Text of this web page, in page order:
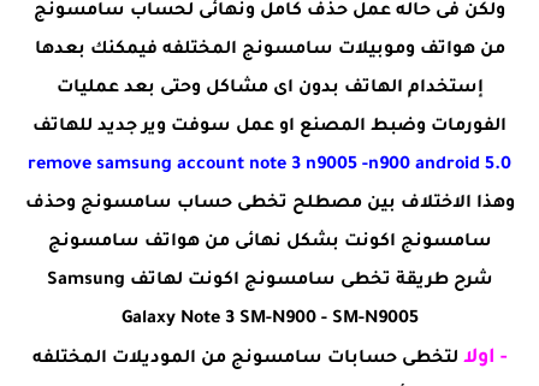
ولكن فى حاله عمل حذف كامل ونهائى لحساب سامسونج
من هواتف وموبيلات سامسونج المختلفه فيمكنك بعدها
إستخدام الهاتف بدون اى مشاكل وحتى بعد عمليات
الفورمات وضبط المصنع او عمل سوفت وير جديد للهاتف
remove samsung account note 3 n9005 -n900 android 5.0
وهذا الاختلاف بين مصطلح تخطى حساب سامسونج وحذف
سامسونج اكونت بشكل نهائى من هواتف سامسونج
شرح طريقة تخطى سامسونج اكونت لهاتف Samsung
Galaxy Note 3 SM-N900 - SM-N9005
- اولا لتخطى حسابات سامسونج من الموديلات المختلفه